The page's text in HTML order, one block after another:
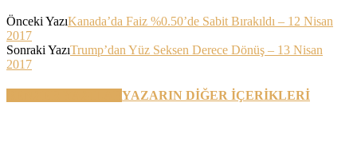
Önceki YazıKanada’da Faiz %0.50’de Sabit Bırakıldı – 12 Nisan
2017
Sonraki YazıTrump’dan Yüz Seksen Derece Dönüş – 13 Nisan
2017
YAZARIN DİĞER İÇERİKLERİ